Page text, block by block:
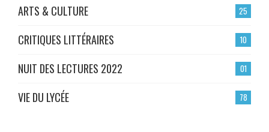
25
ARTS & CULTURE
10
CRITIQUES LITTÉRAIRES
01
NUIT DES LECTURES 2022
78
VIE DU LYCÉE